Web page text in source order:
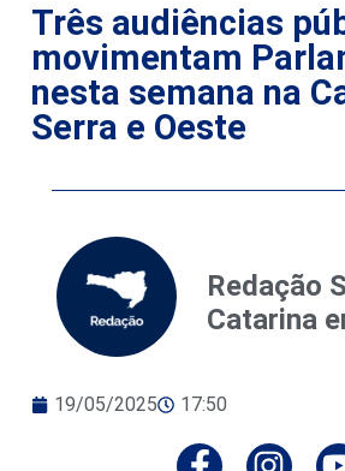
Três audiências
movimentam
nesta semana na
Serra e Oeste
Redação
Catarina
19/05/2025 17:50